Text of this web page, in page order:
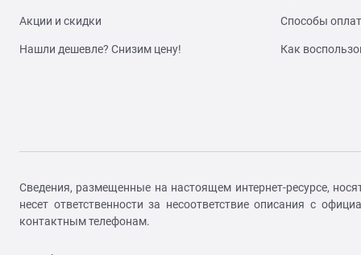
Акции и скидки
Нашли дешевле? Снизим цену!
Способы
Как
Сведения, размещенные на настоящем интернет-ресурсе,
несет ответственности за несоответствие описания с
контактным телефонам.